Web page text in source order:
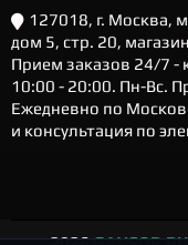
127018, г. Москва,
дом 5, стр. 20,
Прием заказов 24/7 -
10:00 - 20:00. Пн-Вс.
Ежедневно по
и консультация по